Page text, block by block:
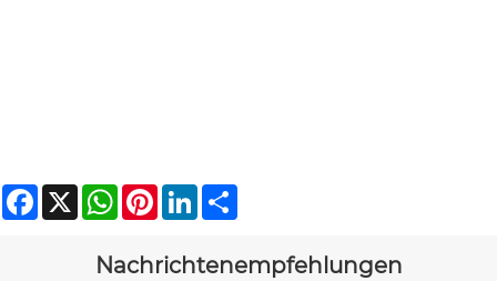
Facebook
X WhatsAppPinterestLinkedIn
Nachrichtenempfehlungen